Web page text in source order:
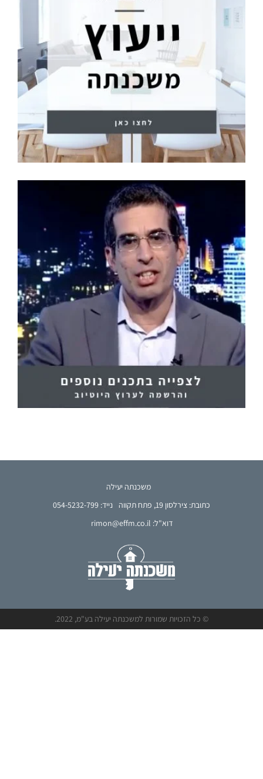
משכנתה יעילה
כתובת: צירלסון 19, פתח תקווה
נייד: 054-5232-799
דוא"ל: rimon@effm.co.il
© כל הזכויות שמורות למשכנתה יעילה בע"מ, 2022.